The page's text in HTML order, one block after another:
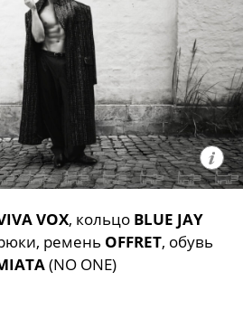
VOX, кольцо BLUE JAY
ремень OFFRET, обувь
(NO ONE)